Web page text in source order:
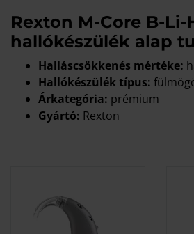
Rexton M-Core B-Li-
hallókészülék alap
Halláscsökkenés mértéke:
Hallókészülék típus:
Árkategória: prémium
Gyártó: Rexton